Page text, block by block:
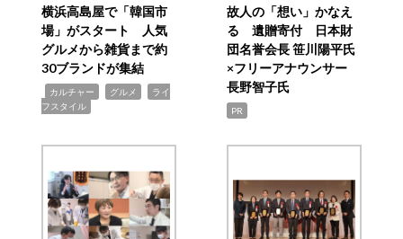
横浜高島屋で「韓国市
場」がスタート 人気
グルメから雑貨まで約
30ブランドが集結
カルチャー グルメ
ライ
フスタイル
故人の「想い」かなえ
る 遺贈寄付 日本財
団名誉会長 笹川陽平氏
×フリーアナウンサー
長野智子氏
PR